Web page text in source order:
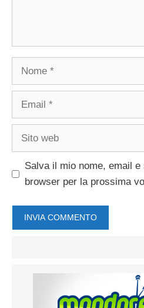
Nome
Email
Sito
Salva il mio nome, email
browser per la prossima